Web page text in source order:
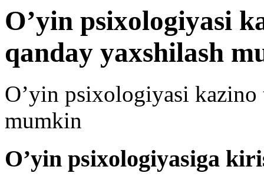
O’yin psixologiyasi
qanday yaxshilash
O’yin psixologiyasi
mumkin
O’yin psixologiyasiga